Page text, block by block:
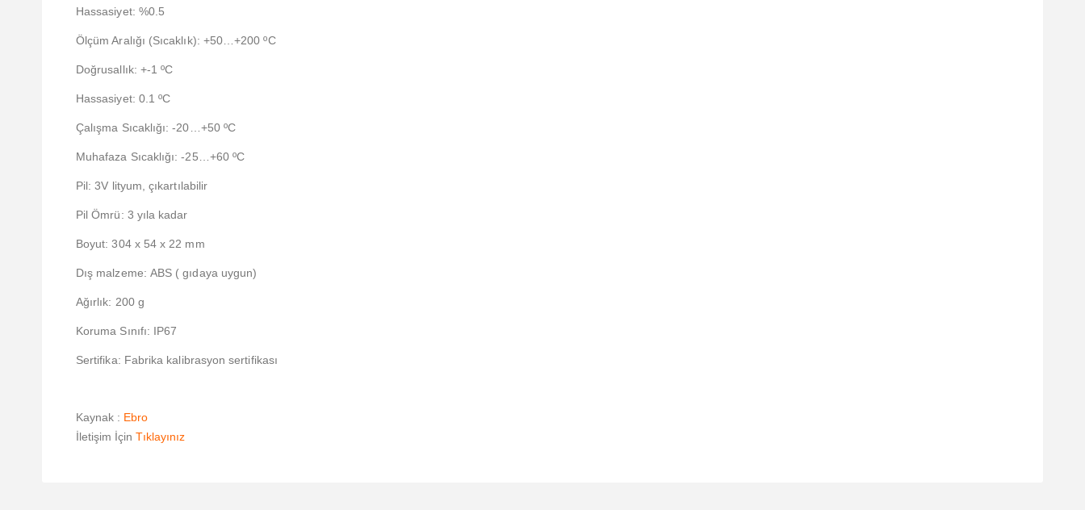
Hassasiyet: %0.5
Ölçüm Aralığı (Sıcaklık): +50…+200 ºC
Doğrusallık: +-1 ºC
Hassasiyet: 0.1 ºC
Çalışma Sıcaklığı: -20…+50 ºC
Muhafaza Sıcaklığı: -25…+60 ºC
Pil: 3V lityum, çıkartılabilir
Pil Ömrü: 3 yıla kadar
Boyut: 304 x 54 x 22 mm
Dış malzeme: ABS ( gıdaya uygun)
Ağırlık: 200 g
Koruma Sınıfı: IP67
Sertifika: Fabrika kalibrasyon sertifikası
Kaynak : Ebro
İletişim İçin Tıklayınız